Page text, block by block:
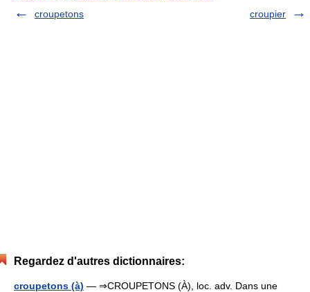
croupetons
croupier
Regardez d'autres dictionnaires:
croupetons (à) — ⇒CROUPETONS (À), loc. adv. Dans une